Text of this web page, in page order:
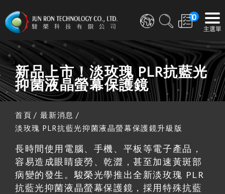
0
新品上市！淡玫瑰 PLR抗藍光
抑菌液晶螢幕保護鏡
首頁
最新消息
淡玫瑰 PLR抗藍光抑菌液晶螢幕保護鏡升級版
長時間使用電腦、手機、平板等電子產品，
容易造成眼睛疲勞、乾澀，甚至加速黃斑部
病變的發生。駿榮光學推出全新淡玫瑰 PLR
抗藍光抑菌液晶螢幕保護鏡，採用特殊抗藍